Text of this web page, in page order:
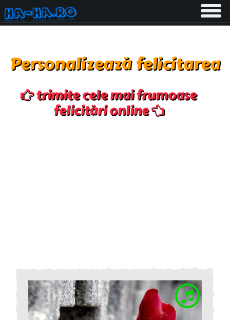
Toggle
Personalizează felicitarea
trimite cele mai frumoase
felicitări online